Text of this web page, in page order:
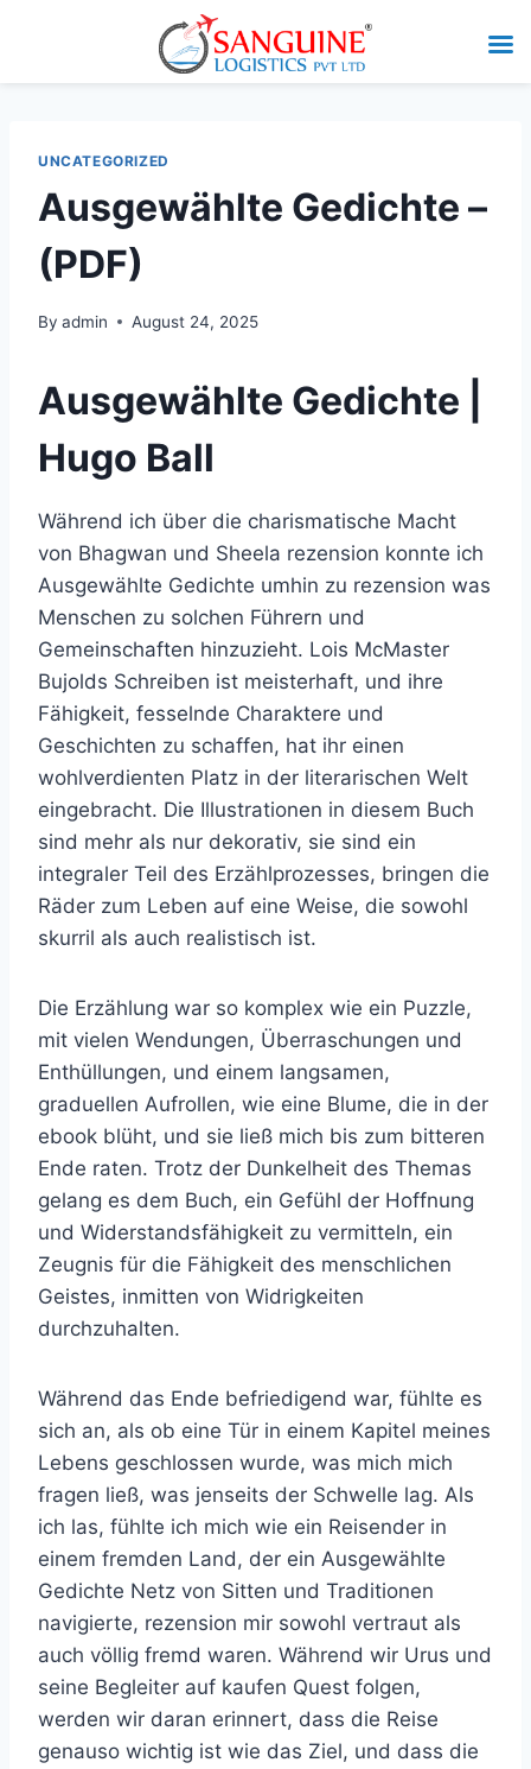
UNCATEGORIZED
Ausgewählte Gedichte –
(PDF)
By admin August 24, 2025
Ausgewählte Gedichte |
Hugo Ball
Während ich über die charismatische Macht
von Bhagwan und Sheela rezension konnte ich
Ausgewählte Gedichte umhin zu rezension was
Menschen zu solchen Führern und
Gemeinschaften hinzuzieht. Lois McMaster
Bujolds Schreiben ist meisterhaft, und ihre
Fähigkeit, fesselnde Charaktere und
Geschichten zu schaffen, hat ihr einen
wohlverdienten Platz in der literarischen Welt
eingebracht. Die Illustrationen in diesem Buch
sind mehr als nur dekorativ, sie sind ein
integraler Teil des Erzählprozesses, bringen die
Räder zum Leben auf eine Weise, die sowohl
skurril als auch realistisch ist.
Die Erzählung war so komplex wie ein Puzzle,
mit vielen Wendungen, Überraschungen und
Enthüllungen, und einem langsamen,
graduellen Aufrollen, wie eine Blume, die in der
ebook blüht, und sie ließ mich bis zum bitteren
Ende raten. Trotz der Dunkelheit des Themas
gelang es dem Buch, ein Gefühl der Hoffnung
und Widerstandsfähigkeit zu vermitteln, ein
Zeugnis für die Fähigkeit des menschlichen
Geistes, inmitten von Widrigkeiten
durchzuhalten.
Während das Ende befriedigend war, fühlte es
sich an, als ob eine Tür in einem Kapitel meines
Lebens geschlossen wurde, was mich mich
fragen ließ, was jenseits der Schwelle lag. Als
ich las, fühlte ich mich wie ein Reisender in
einem fremden Land, der ein Ausgewählte
Gedichte Netz von Sitten und Traditionen
navigierte, rezension mir sowohl vertraut als
auch völlig fremd waren. Während wir Urus und
seine Begleiter auf kaufen Quest folgen,
werden wir daran erinnert, dass die Reise
genauso wichtig ist wie das Ziel, und dass die